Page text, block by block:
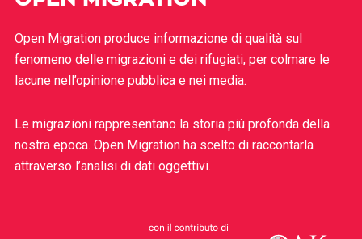
Open Migration produce informazione di qualità sul
fenomeno delle migrazioni e dei rifugiati, per colmare le
lacune nell’opinione pubblica e nei media.
Le migrazioni rappresentano la storia più profonda della
nostra epoca. Open Migration ha scelto di raccontarla
attraverso l’analisi di dati oggettivi.